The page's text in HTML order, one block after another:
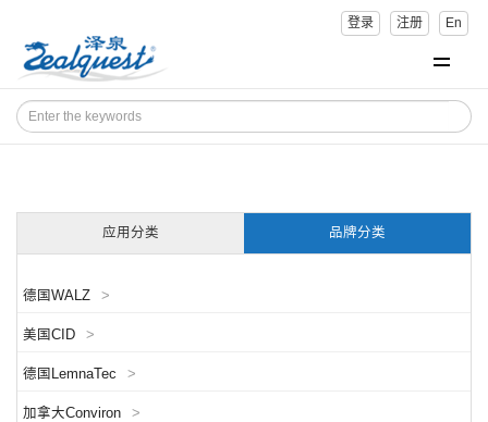
登录 注册 En
应用分类 品牌分类
德国WALZ >
美国CID >
德国LemnaTec >
加拿大Conviron >